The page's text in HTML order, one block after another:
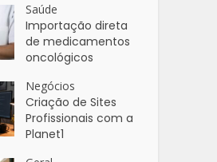
Saúde
Importação direta
de medicamentos
oncológicos
Negócios
Criação de Sites
Profissionais com a
Planet1